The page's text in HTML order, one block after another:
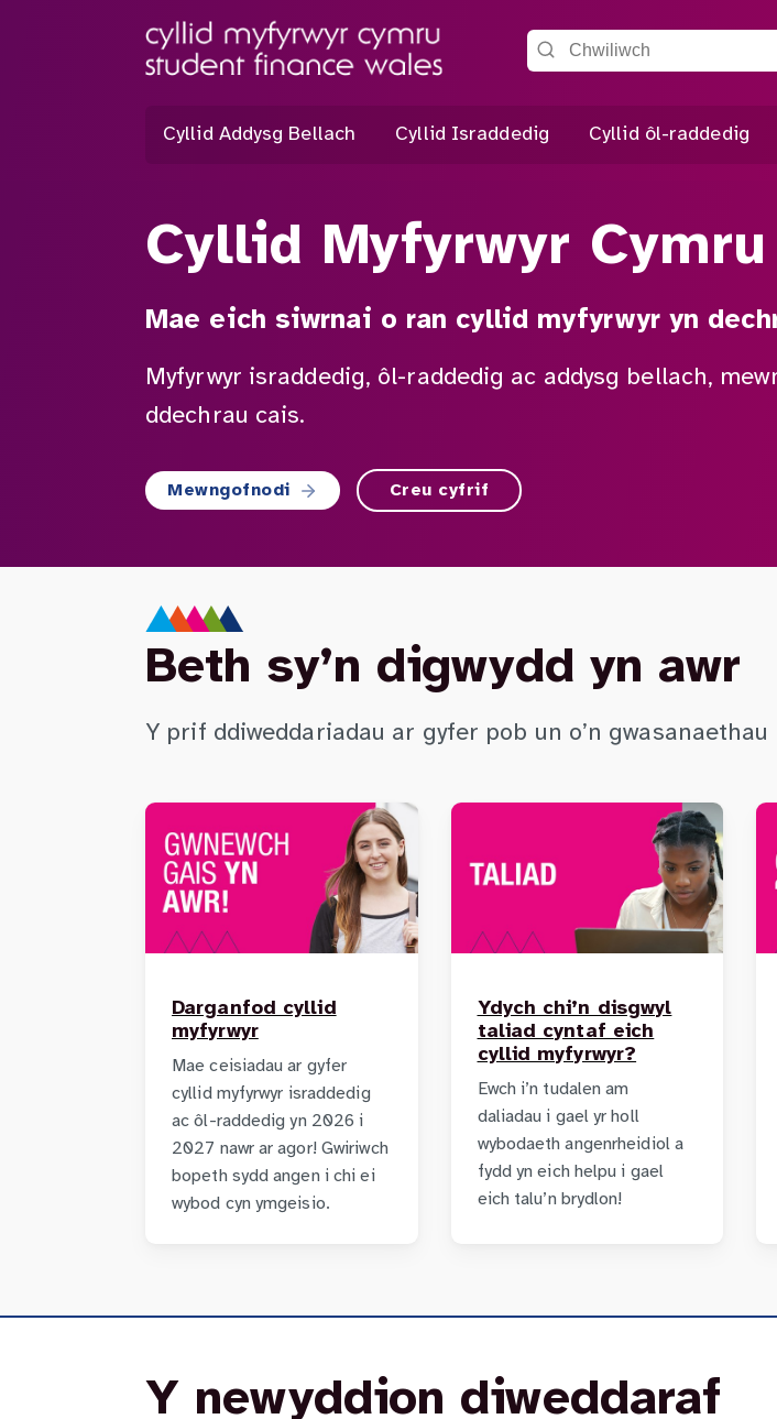
Chwiliwch y wefan
Cyllid Addysg Bellach Cyllid Israddedig Cyllid ôl-raddedig
Cyllid Myfyrwyr Cymru
Mae eich siwrnai o ran cyllid myfyrwyr yn
Myfyrwyr israddedig, ôl-raddedig ac addysg bellach,
ddechrau cais.
Mewngofnodi Creu cyfrif
Beth sy’n digwydd yn awr
Y prif ddiweddariadau ar gyfer pob un o’n gwasanaethau
Darganfod cyllid
myfyrwyr
Mae ceisiadau ar gyfer
cyllid myfyrwyr israddedig
ac ôl-raddedig yn 2026 i
2027 nawr ar agor! Gwiriwch
bopeth sydd angen i chi ei
wybod cyn ymgeisio.
Ydych chi’n disgwyl
taliad cyntaf eich
cyllid myfyrwyr?
Ewch i’n tudalen am
daliadau i gael yr holl
wybodaeth angenrheidiol a
fydd yn eich helpu i gael
eich talu’n brydlon!
Y newyddion diweddaraf